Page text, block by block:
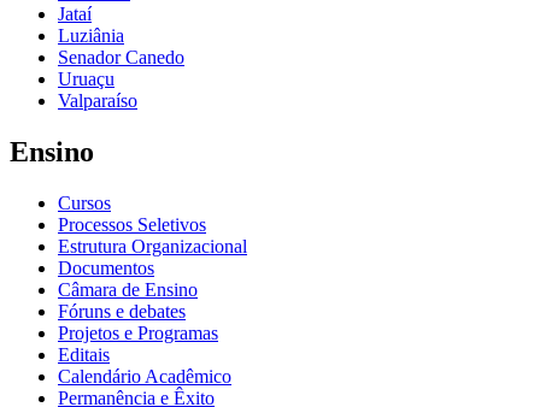
Jataí
Luziânia
Senador Canedo
Uruaçu
Valparaíso
Ensino
Cursos
Processos Seletivos
Estrutura Organizacional
Documentos
Câmara de Ensino
Fóruns e debates
Projetos e Programas
Editais
Calendário Acadêmico
Permanência e Êxito